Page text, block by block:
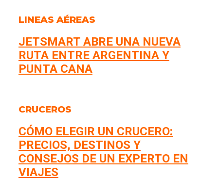
LINEAS AÉREAS
JETSMART ABRE UNA NUEVA
RUTA ENTRE ARGENTINA Y
PUNTA CANA
CRUCEROS
CÓMO ELEGIR UN CRUCERO:
PRECIOS, DESTINOS Y
CONSEJOS DE UN EXPERTO EN
VIAJES